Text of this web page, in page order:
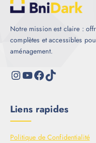
Notre mission est claire :
complètes et accessibles
aménagement.
Liens rapides
Politique de Confidentialité